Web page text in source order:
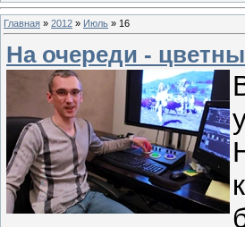
Главная » 2012 » Июль » 16
На очереди -